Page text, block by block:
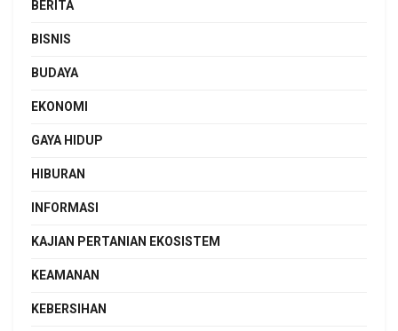
BERITA
BISNIS
BUDAYA
EKONOMI
GAYA HIDUP
HIBURAN
INFORMASI
KAJIAN PERTANIAN EKOSISTEM
KEAMANAN
KEBERSIHAN